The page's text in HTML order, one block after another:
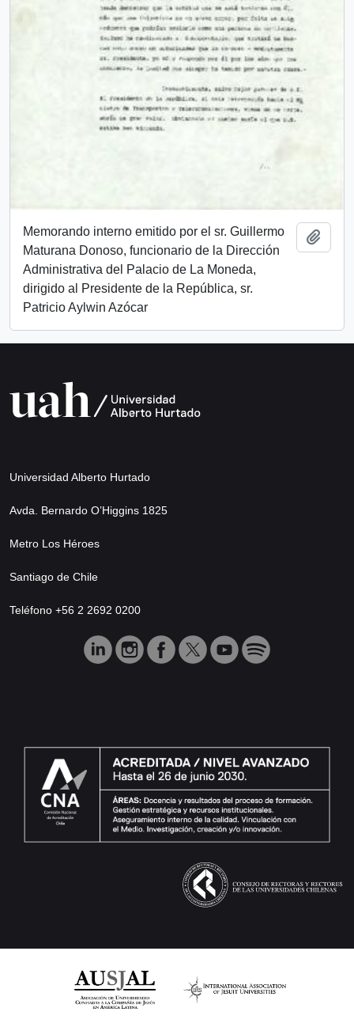
Memorando interno emitido por el sr. Guillermo
Maturana Donoso, funcionario de la Dirección
Administrativa del Palacio de La Moneda,
dirigido al Presidente de la República, sr.
Patricio Aylwin Azócar
Universidad Alberto Hurtado
Avda. Bernardo O’Higgins 1825
Metro Los Héroes
Santiago de Chile
Teléfono +56 2 2692 0200